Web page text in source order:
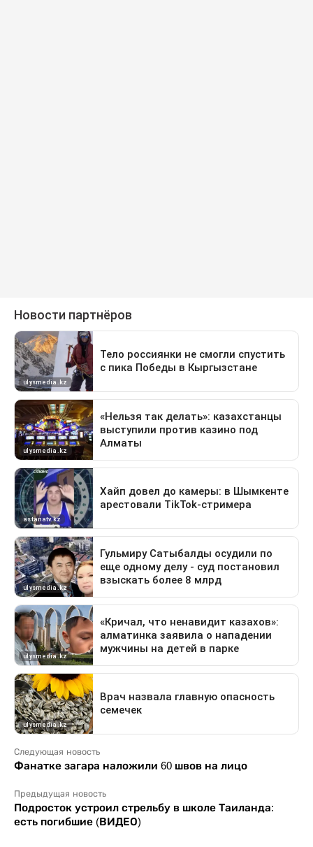
Следующая новость
Фанатке загара наложили 60 швов на лицо
Предыдущая новость
Подросток устроил стрельбу в школе Таиланда:
есть погибшие (ВИДЕО)